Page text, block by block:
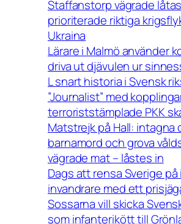
Staffanstorp vägrade
prioriterade riktiga
Ukraina
Lärare i Malmö använder
driva ut djävulen ur
L snart historia i Svensk
”Journalist” med
terroriststämplade PKK
Matstrejk på Hall: intagna
barnamord och grova
vägrade mat – låstes in
Dags att rensa Sverige på
invandrare med ett
Sossarna vill skicka
som infanterikött till